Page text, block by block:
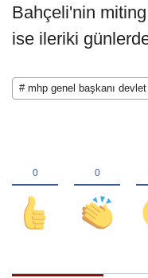
Bahçeli'nin
ise ileriki
# mhp genel başkanı